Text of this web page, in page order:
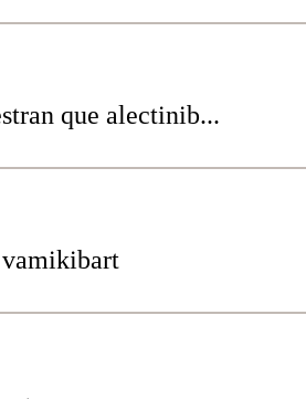
que alectinib...
vamikibart